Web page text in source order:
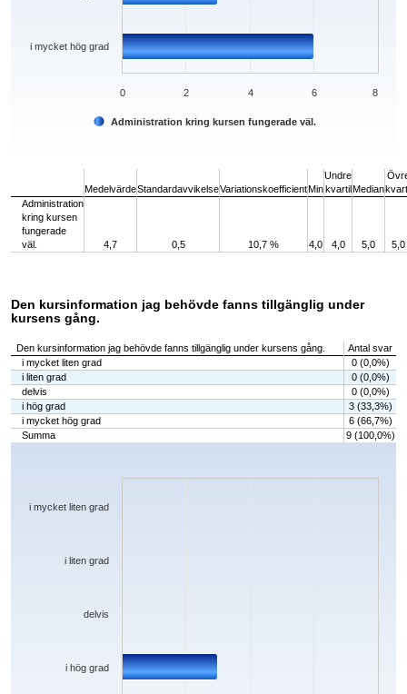
Administration kring kursen fungerade väl.
i mycket hög grad
0 2 4 6 8
MedelvärdeStandardavvikelseVariationskoefficientMin
Undre
kvartilMedian
Administration
kring kursen
fungerade
väl.
4,7 0,5 10,7 % 4,0 4,0 5,0 5,0
Den kursinformation jag behövde fanns tillgänglig under
kursens gång.
Den kursinformation jag behövde fanns tillgänglig under kursens gång.
Antal svar
i mycket liten grad
0 (0,0%)
i liten grad
0 (0,0%)
delvis
0 (0,0%)
i hög grad
3 (33,3%)
i mycket hög grad
6 (66,7%)
Summa
9 (100,0%)
Chart
The chart has 1 X axis displaying categories.
i hög grad
delvis
i liten grad
i mycket liten grad